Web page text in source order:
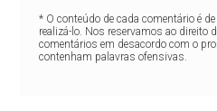
* O conteúdo de cada comentário é
realizá-lo. Nos reservamos ao direito
comentários em desacordo com o
contenham palavras ofensivas.